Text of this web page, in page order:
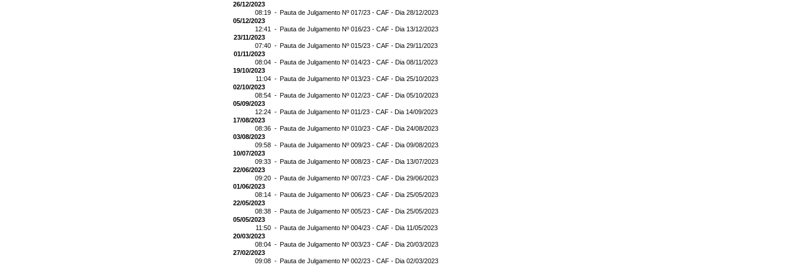
26/12/2023
08:19 - Pauta de Julgamento Nº 017/23 - CAF - Dia 28/12/2023
05/12/2023
12:41 - Pauta de Julgamento Nº 016/23 - CAF - Dia 13/12/2023
23/11/2023
07:40 - Pauta de Julgamento Nº 015/23 - CAF - Dia 29/11/2023
01/11/2023
08:04 - Pauta de Julgamento Nº 014/23 - CAF - Dia 08/11/2023
19/10/2023
11:04 - Pauta de Julgamento Nº 013/23 - CAF - Dia 25/10/2023
02/10/2023
08:54 - Pauta de Julgamento Nº 012/23 - CAF - Dia 05/10/2023
05/09/2023
12:24 - Pauta de Julgamento Nº 011/23 - CAF - Dia 14/09/2023
17/08/2023
08:36 - Pauta de Julgamento Nº 010/23 - CAF - Dia 24/08/2023
03/08/2023
09:58 - Pauta de Julgamento Nº 009/23 - CAF - Dia 09/08/2023
10/07/2023
09:33 - Pauta de Julgamento Nº 008/23 - CAF - Dia 13/07/2023
22/06/2023
09:20 - Pauta de Julgamento Nº 007/23 - CAF - Dia 29/06/2023
01/06/2023
08:14 - Pauta de Julgamento Nº 006/23 - CAF - Dia 25/05/2023
22/05/2023
08:38 - Pauta de Julgamento Nº 005/23 - CAF - Dia 25/05/2023
05/05/2023
11:50 - Pauta de Julgamento Nº 004/23 - CAF - Dia 11/05/2023
20/03/2023
08:04 - Pauta de Julgamento Nº 003/23 - CAF - Dia 20/03/2023
27/02/2023
09:08 - Pauta de Julgamento Nº 002/23 - CAF - Dia 02/03/2023